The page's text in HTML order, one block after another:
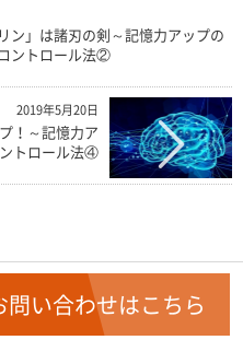
ン」は諸刃の剣～記憶力アップの
ントロール法②
2019年5月20日
！～記憶力ア
トロール法④
い合わせはこちら